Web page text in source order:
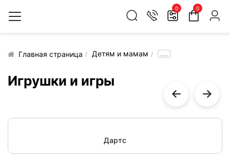
0 0
Главная страница Детям и мамам .....
Игрушки и игры
Дартс